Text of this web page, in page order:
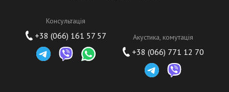
Консультація
+38 (066) 161 57 57 Акустика, комутація
+38 (066) 771 12 70